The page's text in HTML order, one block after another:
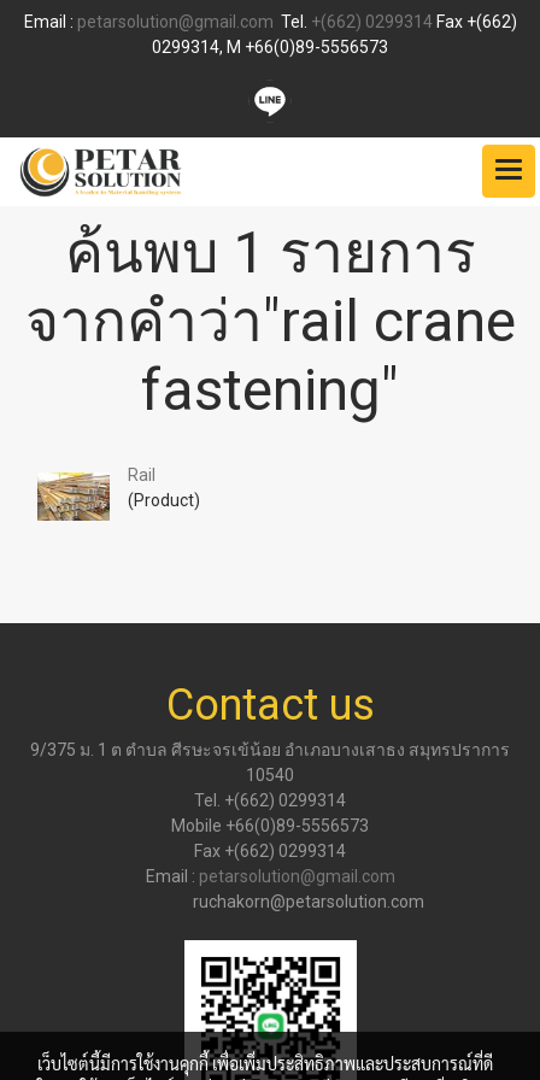
Email : petarsolution@gmail.com Tel. +(662) 0299314Fax +(662)
0299314, M +66(0)89-5556573
ค้นพบ 1 รายการ
จากคำว่า"rail crane
fastening"
Rail
(Product)
Contact us
9/375 ม. 1 ต ตำบล ศีรษะจรเข้น้อย อำเภอบางเสาธง สมุทรปราการ
10540
Tel. +(662) 0299314
Mobile +66(0)89-5556573
Fax +(662) 0299314
Email : petarsolution@gmail.com
ruchakorn@petarsolution.com
เว็บไซต์นี้มีการใช้งานคุกกี้ เพื่อเพิ่มประสิทธิภาพและประสบการณ์ที่ดี